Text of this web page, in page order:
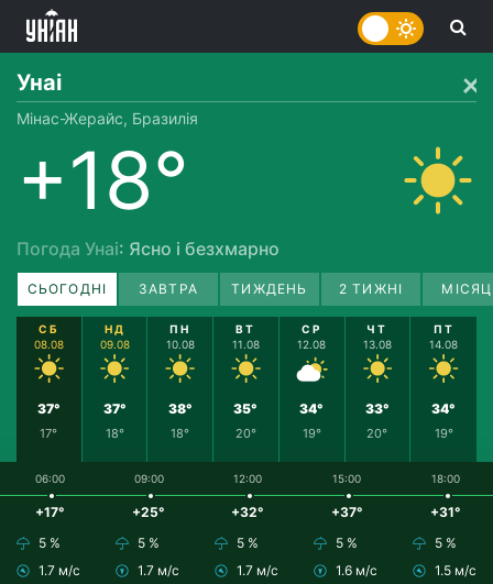
Унаі
Мінас-Жерайс, Бразилія
+18°
Погода Унаі: Ясно і безхмарно
СЬОГОДНІ ЗАВТРА ТИЖДЕНЬ 2 ТИЖНІ
СБ
08.08
37°
17°
НД
09.08
37°
18°
ПН
10.08
38°
18°
ВТ
11.08
35°
20°
СР
12.08
34°
19°
ЧТ
13.08
33°
20°
ПТ
14.08
34°
19°
06:00
+17°
5 %
1.7 м/с
09:00
+25°
5 %
1.7 м/с
12:00
+32°
5 %
1.7 м/с
15:00
+37°
5 %
1.6 м/с
18:00
+31°
5 %
1.5 м/с